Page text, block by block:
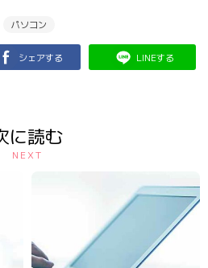
パソコン
シェアする LINEする
に読む
NEXT